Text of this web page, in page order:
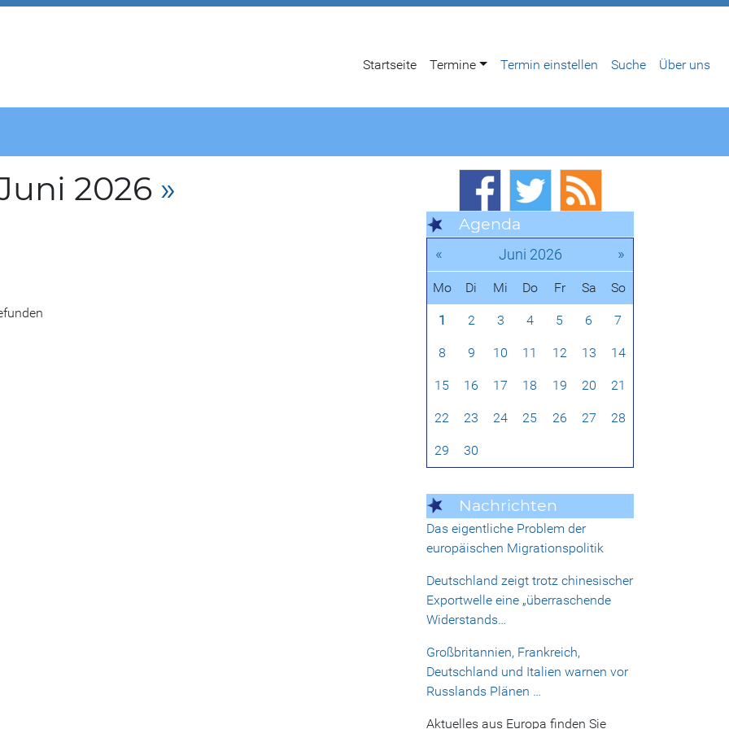
Startseite Termine Termin einstellen Suche Über uns
2026 »
Agenda
« Juni 2026 »
Mo Di Mi Do Fr Sa So
1 2 3 4 5 6 7
8 9 10 11 12 13 14
15 16 17 18 19 20 21
22 23 24 25 26 27 28
29 30
Nachrichten
Das eigentliche Problem der
europäischen Migrationspolitik
Deutschland zeigt trotz chinesischer
Exportwelle eine „überraschende
Widerstands…
Großbritannien, Frankreich,
Deutschland und Italien warnen vor
Russlands Plänen …
Aktuelles aus Europa finden Sie